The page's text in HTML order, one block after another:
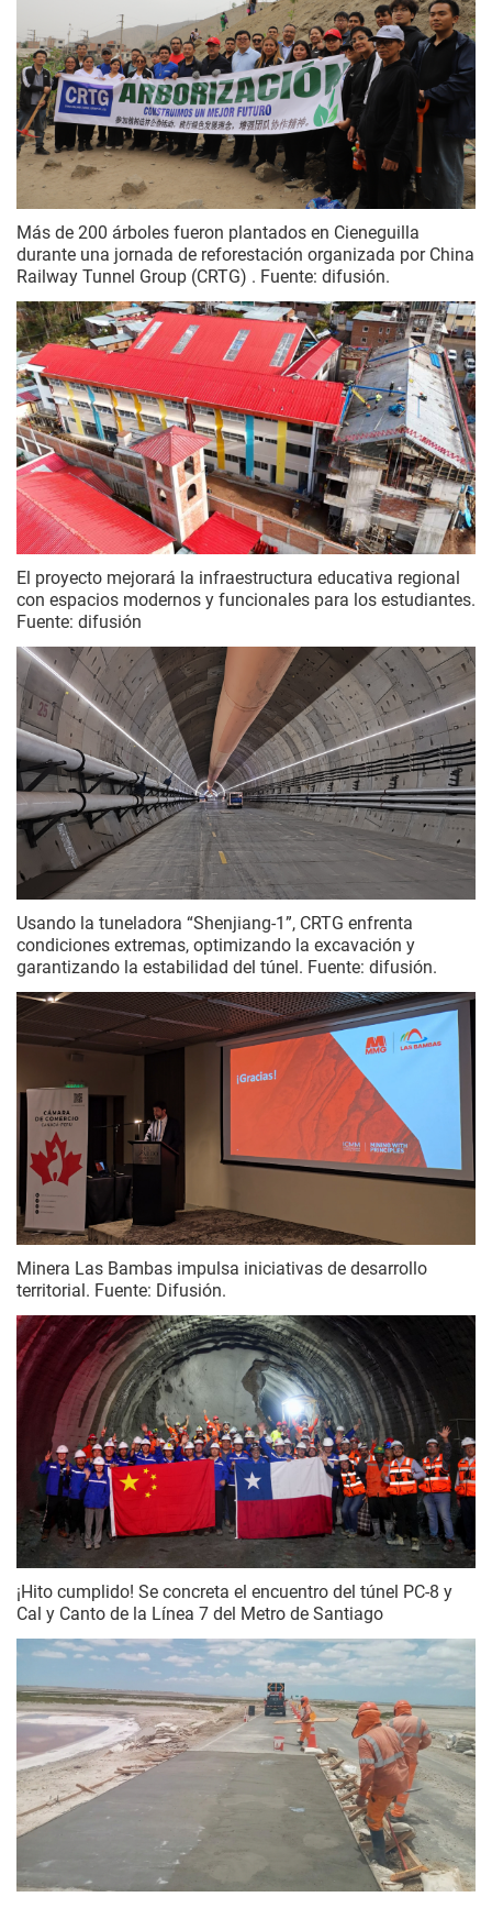
Más de 200 árboles fueron plantados en Cieneguilla
durante una jornada de reforestación organizada por China
Railway Tunnel Group (CRTG) . Fuente: difusión.
El proyecto mejorará la infraestructura educativa regional
con espacios modernos y funcionales para los estudiantes.
Fuente: difusión
Usando la tuneladora “Shenjiang-1”, CRTG enfrenta
condiciones extremas, optimizando la excavación y
garantizando la estabilidad del túnel. Fuente: difusión.
Minera Las Bambas impulsa iniciativas de desarrollo
territorial. Fuente: Difusión.
¡Hito cumplido! Se concreta el encuentro del túnel PC-8 y
Cal y Canto de la Línea 7 del Metro de Santiago